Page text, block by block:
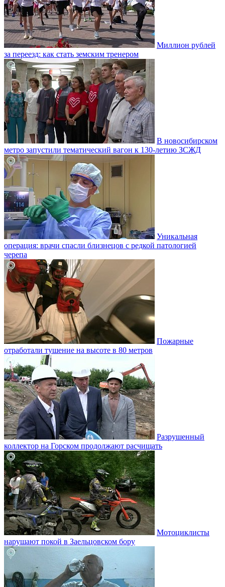
Миллион рублей
за переезд: как стать земским тренером
В новосибирском
метро запустили тематический вагон к 130-летию ЗСЖД
Уникальная
операция: врачи спасли близнецов с редкой патологией
черепа
Пожарные
отработали тушение на высоте в 80 метров
Разрушенный
коллектор на Горском продолжают расчищать
Мотоциклисты
нарушают покой в Заельцовском бору